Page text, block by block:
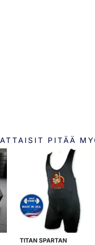
PITÄÄ
TITAN SPARTAN